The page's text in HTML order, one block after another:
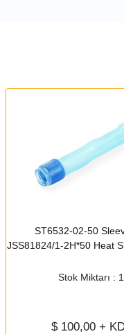
ST6532-02-50
JSS81824/1-2H*50 Heat
Stok Miktarı : 1
$ 100,00+